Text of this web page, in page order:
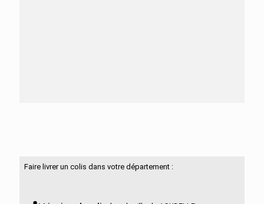
Faire livrer un colis dans votre département :